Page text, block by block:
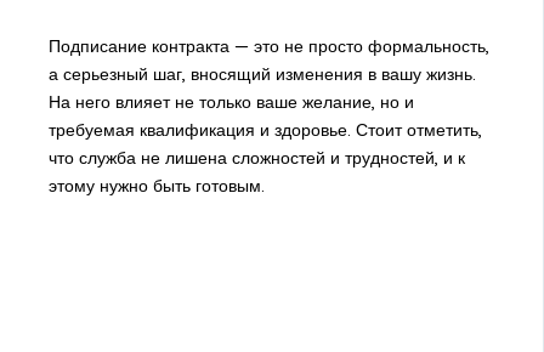
Подписание контракта — это не просто формальность,
а серьезный шаг, вносящий изменения в вашу жизнь.
На него влияет не только ваше желание, но и
требуемая квалификация и здоровье. Стоит отметить,
что служба не лишена сложностей и трудностей, и к
этому нужно быть готовым.